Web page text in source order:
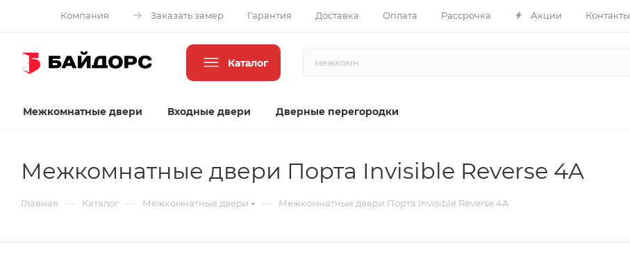
Компания Заказать замер Гарантия Доставка Оплата Рассрочка Акции Контакты
Каталог
Межкомнатные двери Входные двери Дверные перегородки
Межкомнатные двери Порта Invisible Reverse 4A
Главная — Каталог — Межкомнатные двери — Межкомнатные двери Порта Invisible Reverse 4A